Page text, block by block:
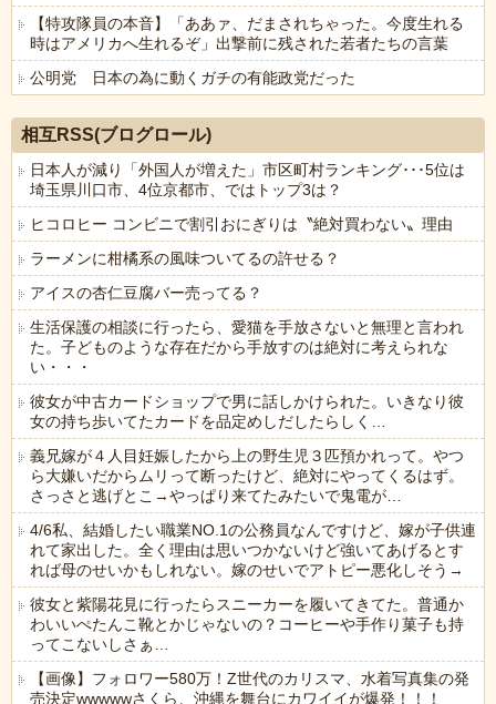
【特攻隊員の本音】「ああァ、だまされちゃった。今度生れる
時はアメリカへ生れるぞ」出撃前に残された若者たちの言葉
公明党 日本の為に動くガチの有能政党だった
相互RSS(ブログロール)
日本人が減り「外国人が増えた」市区町村ランキング･･･5位は
埼玉県川口市、4位京都市、ではトップ3は？
ヒコロヒー コンビニで割引おにぎりは〝絶対買わない〟理由
ラーメンに柑橘系の風味ついてるの許せる？
アイスの杏仁豆腐バー売ってる？
生活保護の相談に行ったら、愛猫を手放さないと無理と言われ
た。子どものような存在だから手放すのは絶対に考えられな
い・・・
彼女が中古カードショップで男に話しかけられた。いきなり彼
女の持ち歩いてたカードを品定めしだしたらしく…
義兄嫁が４人目妊娠したから上の野生児３匹預かれって。やつ
ら大嫌いだからムリって断ったけど、絶対にやってくるはず。
さっさと逃げとこ→やっぱり来てたみたいで鬼電が…
4/6私、結婚したい職業NO.1の公務員なんですけど、嫁が子供連
れて家出した。全く理由は思いつかないけど強いてあげるとす
れば母のせいかもしれない。嫁のせいでアトピー悪化しそう→
彼女と紫陽花見に行ったらスニーカーを履いてきてた。普通か
わいいぺたんこ靴とかじゃないの？コーヒーや手作り菓子も持
ってこないしさぁ…
【画像】フォロワー580万！Z世代のカリスマ、水着写真集の発
売決定wwwwwさくら、沖縄を舞台にカワイイが爆発！！！